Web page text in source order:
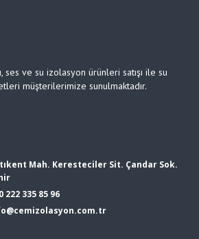
ses ve su izolasyon ürünleri satışı ile su
müşterilerimize sunulmaktadır.
Mah. Keresteciler Sit. Çandar Sok.
222 335 85 96